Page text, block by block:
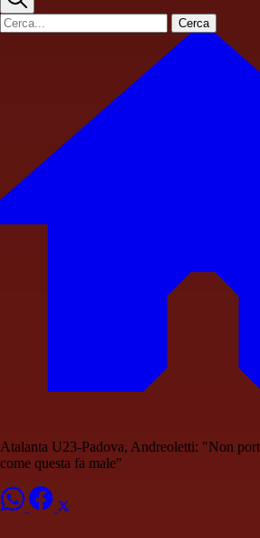
Cerca
Atalanta U23-Padova, Andreoletti: "Non
come questa fa male"